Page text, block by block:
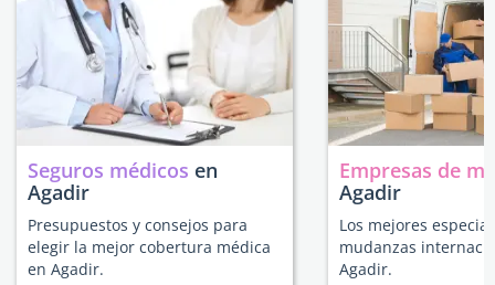
Seguros médicos en
Agadir
Presupuestos y consejos para
elegir la mejor cobertura médica
en Agadir.
Empresas de
Agadir
Los mejores
mudanzas
Agadir.